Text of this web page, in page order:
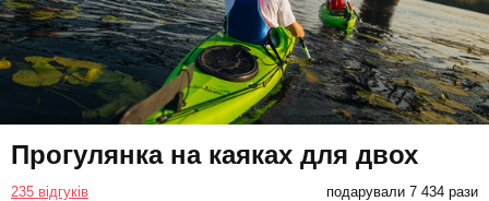
Прогулянка на каяках для двох
235 відгуків подарували 7 434 рази